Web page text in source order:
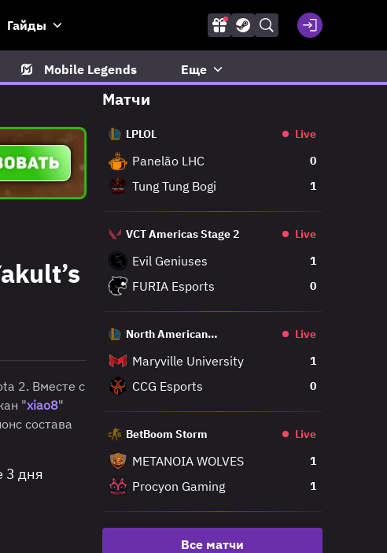
Гайды
Mobile Legends Еще
2. Вместе с
"xiao8"
состава
3 дня
Матчи
LPLOL Live
Panelão LHC 0
Tung Tung Bogi 1
VCT Americas Stage 2 Live
Evil Geniuses 1
FURIA Esports 0
North American
Live
Maryville University 1
CCG Esports 0
BetBoom Storm Live
METANOIA WOLVES 1
Procyon Gaming 1
Все матчи